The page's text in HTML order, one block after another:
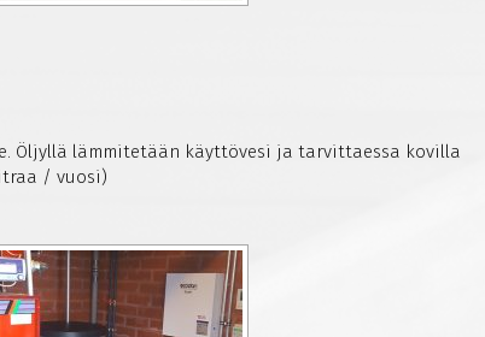
Öljyllä lämmitetään käyttövesi ja tarvittaessa kovilla
/ vuosi)